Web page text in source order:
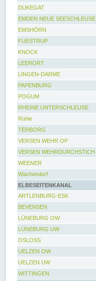
DUKEGAT
EMDEN NEUE SEESCHLEUSE
EMSHÖRN
FUESTRUP
KNOCK
LEERORT
LINGEN-DARME
PAPENBURG
POGUM
RHEINE UNTERSCHLEUSE
Rühle
TERBORG
VERSEN WEHR OP
VERSEN WEHRDURCHSTICH
WEENER
Wachendorf
ELBESEITENKANAL
ARTLENBURG-ESK
BEVENSEN
LÜNEBURG OW
LÜNEBURG UW
OSLOSS
UELZEN OW
UELZEN UW
WITTINGEN